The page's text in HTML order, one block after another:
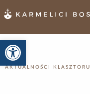
Otwórz pasek narzędzi
AKTUALNOŚCI KLASZTORU